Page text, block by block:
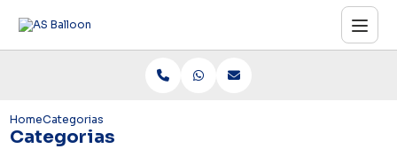
HomeCategorias
Categorias